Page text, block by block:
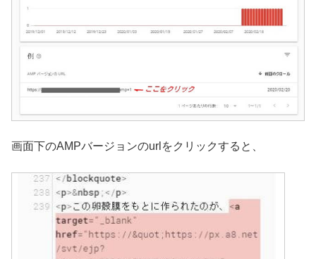
画面下のAMPバージョンのurlをクリックすると、